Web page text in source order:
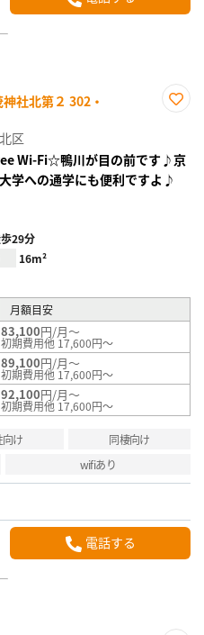
社北第２ 302・
録
区
Wi-Fi☆鴨川が目の前です♪京
学への通学にも便利ですよ♪
29分
16m²
月額目安
83,100円/月～
初期費用他 17,600円～
89,100円/月～
初期費用他 17,600円～
92,100円/月～
初期費用他 17,600円～
け
同棲向け
wifiあり
電話する